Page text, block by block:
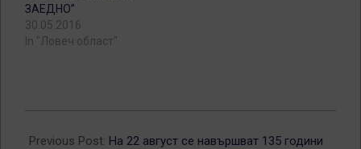
ЗАЕДНО”
30.05.2016
In "Ловеч област"
08-
Previous Post: На 22 август се навършват 135 години